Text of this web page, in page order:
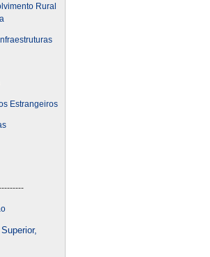
Rural
Estrangeiros